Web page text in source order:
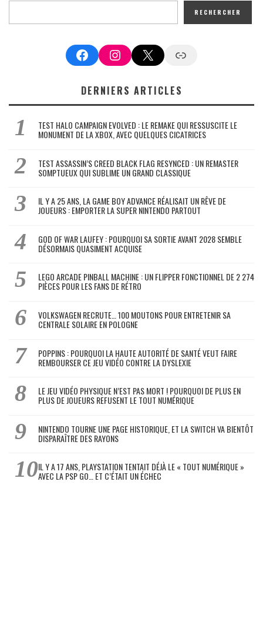
RECHERCHER
FacebookInstagram
X Google News
DERNIERS ARTICLES
TEST HALO CAMPAIGN EVOLVED : LE REMAKE QUI RESSUSCITE LE
MONUMENT DE LA XBOX, AVEC QUELQUES CICATRICES
TEST ASSASSIN’S CREED BLACK FLAG RESYNCED : UN REMASTER
SOMPTUEUX QUI SUBLIME UN GRAND CLASSIQUE
IL Y A 25 ANS, LA GAME BOY ADVANCE RÉALISAIT UN RÊVE DE
JOUEURS : EMPORTER LA SUPER NINTENDO PARTOUT
GOD OF WAR LAUFEY : POURQUOI SA SORTIE AVANT 2028 SEMBLE
DÉSORMAIS QUASIMENT ACQUISE
LEGO ARCADE PINBALL MACHINE : UN FLIPPER FONCTIONNEL DE 2 274
PIÈCES POUR LES FANS DE RÉTRO
VOLKSWAGEN RECRUTE… 100 MOUTONS POUR ENTRETENIR SA
CENTRALE SOLAIRE EN POLOGNE
POPPINS : POURQUOI LA HAUTE AUTORITÉ DE SANTÉ VEUT FAIRE
REMBOURSER CE JEU VIDÉO CONTRE LA DYSLEXIE
LE JEU VIDÉO PHYSIQUE N’EST PAS MORT ! POURQUOI DE PLUS EN
PLUS DE JOUEURS REFUSENT LE TOUT NUMÉRIQUE
NINTENDO TOURNE UNE PAGE HISTORIQUE, ET LA SWITCH VA BIENTÔT
DISPARAÎTRE DES RAYONS
IL Y A 17 ANS, PLAYSTATION TENTAIT DÉJÀ LE « TOUT NUMÉRIQUE »
AVEC LA PSP GO… ET C’ÉTAIT UN ÉCHEC